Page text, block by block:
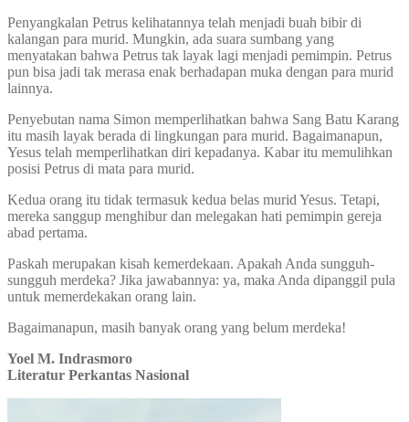
Penyangkalan Petrus kelihatannya telah menjadi buah bibir di
kalangan para murid. Mungkin, ada suara sumbang yang
menyatakan bahwa Petrus tak layak lagi menjadi pemimpin. Petrus
pun bisa jadi tak merasa enak berhadapan muka dengan para murid
lainnya.
Penyebutan nama Simon memperlihatkan bahwa Sang Batu Karang
itu masih layak berada di lingkungan para murid. Bagaimanapun,
Yesus telah memperlihatkan diri kepadanya. Kabar itu memulihkan
posisi Petrus di mata para murid.
Kedua orang itu tidak termasuk kedua belas murid Yesus. Tetapi,
mereka sanggup menghibur dan melegakan hati pemimpin gereja
abad pertama.
Paskah merupakan kisah kemerdekaan. Apakah Anda sungguh-
sungguh merdeka? Jika jawabannya: ya, maka Anda dipanggil pula
untuk memerdekakan orang lain.
Bagaimanapun, masih banyak orang yang belum merdeka!
Yoel M. Indrasmoro
Literatur Perkantas Nasional